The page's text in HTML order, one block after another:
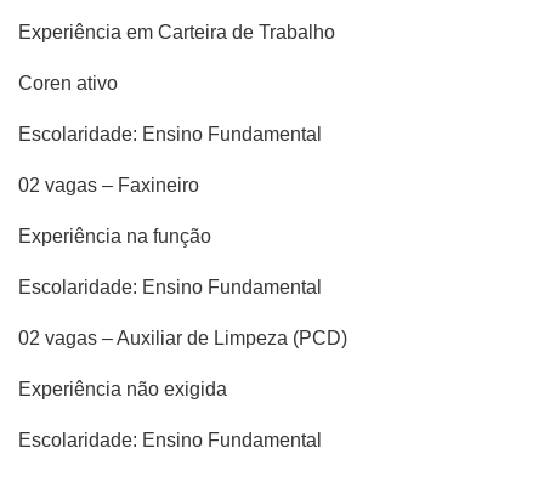
Experiência em Carteira de Trabalho
Coren ativo
Escolaridade: Ensino Fundamental
02 vagas – Faxineiro
Experiência na função
Escolaridade: Ensino Fundamental
02 vagas – Auxiliar de Limpeza (PCD)
Experiência não exigida
Escolaridade: Ensino Fundamental